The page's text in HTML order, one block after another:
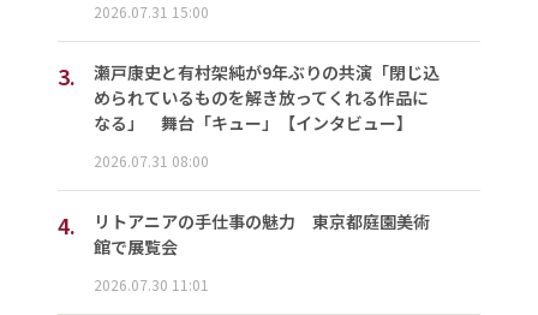
2026.07.31 15:00
3.
瀬戸康史と有村架純が9年ぶりの共演「閉じ込
められているものを解き放ってくれる作品に
なる」 舞台「キュー」【インタビュー】
2026.07.31 08:00
4.
リトアニアの手仕事の魅力 東京都庭園美術
館で展覧会
2026.07.30 11:01